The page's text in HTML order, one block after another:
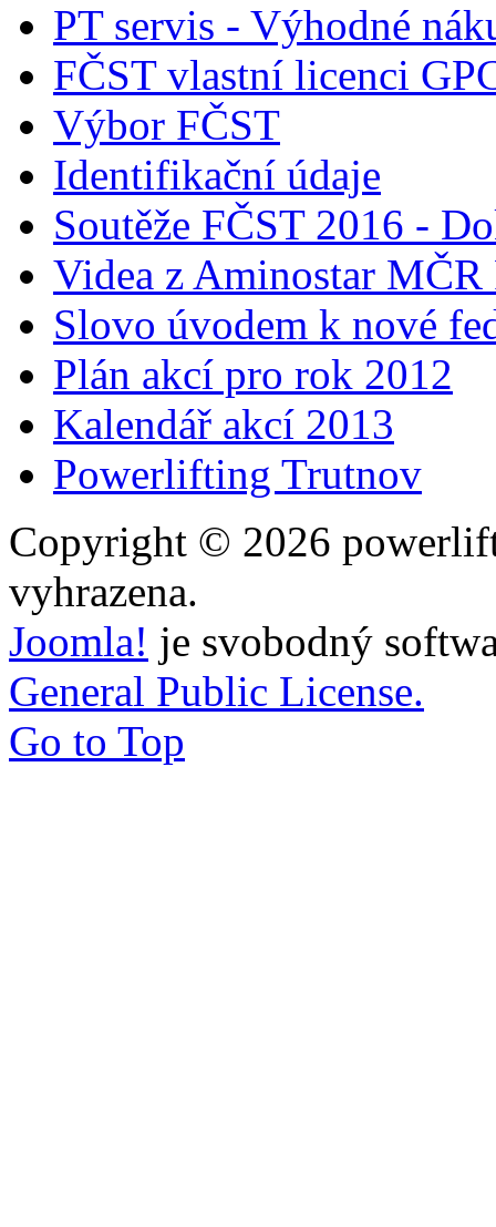
PT servis - Výhodné
FČST vlastní licenci
Výbor FČST
Identifikační údaje
Soutěže FČST 2016 -
Videa z Aminostar MČR
Slovo úvodem k nové
Plán akcí pro rok 2012
Kalendář akcí 2013
Powerlifting Trutnov
Copyright © 2026
vyhrazena.
Joomla! je svobodný
General Public License.
Go to Top